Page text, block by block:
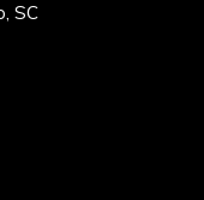
SC